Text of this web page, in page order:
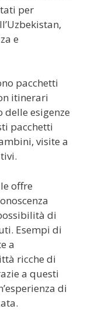
per
e
pacchetti
itinerari
delle esigenze
pacchetti
visite a
offre
di
Esempi di
a
ricche di
a questi
di